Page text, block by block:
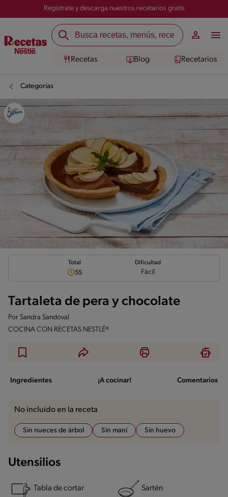
Registrate y descarga nuestros recetarios gratis
Recetas Blog Recetarios
Categorías
Total
55
Dificultad
Fácil
Tartaleta de pera y chocolate
Por Sandra Sandoval
COCINA CON RECETAS NESTLÉ®
Ingredientes ¡A cocinar! Comentarios
No incluido en la receta
Sin nueces de árbol Sin maní Sin huevo
Utensilios
Tabla de cortar Sartén